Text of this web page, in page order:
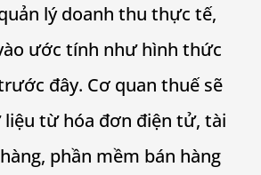
lý doanh thu thực tế,
ước tính như hình thức
đây. Cơ quan thuế sẽ
liệu từ hóa đơn điện tử, tài
phần mềm bán hàng